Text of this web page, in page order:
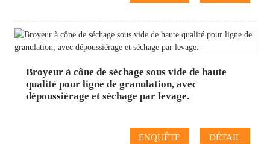
Broyeur à cône de séchage sous vide de haute
qualité pour ligne de granulation, avec
dépoussiérage et séchage par levage.
ENQUÊTE DÉTAIL